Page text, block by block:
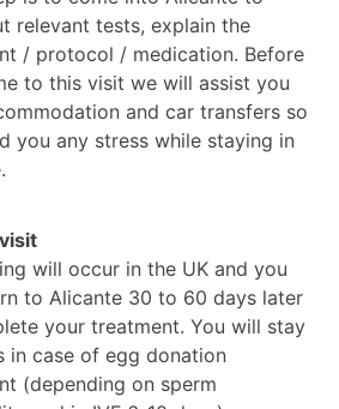
relevant tests, explain the
/ protocol / medication. Before
to this visit we will assist you
and car transfers so
you any stress while staying in
will occur in the UK and you
to Alicante 30 to 60 days later
your treatment. You will stay
in case of egg donation
(depending on sperm